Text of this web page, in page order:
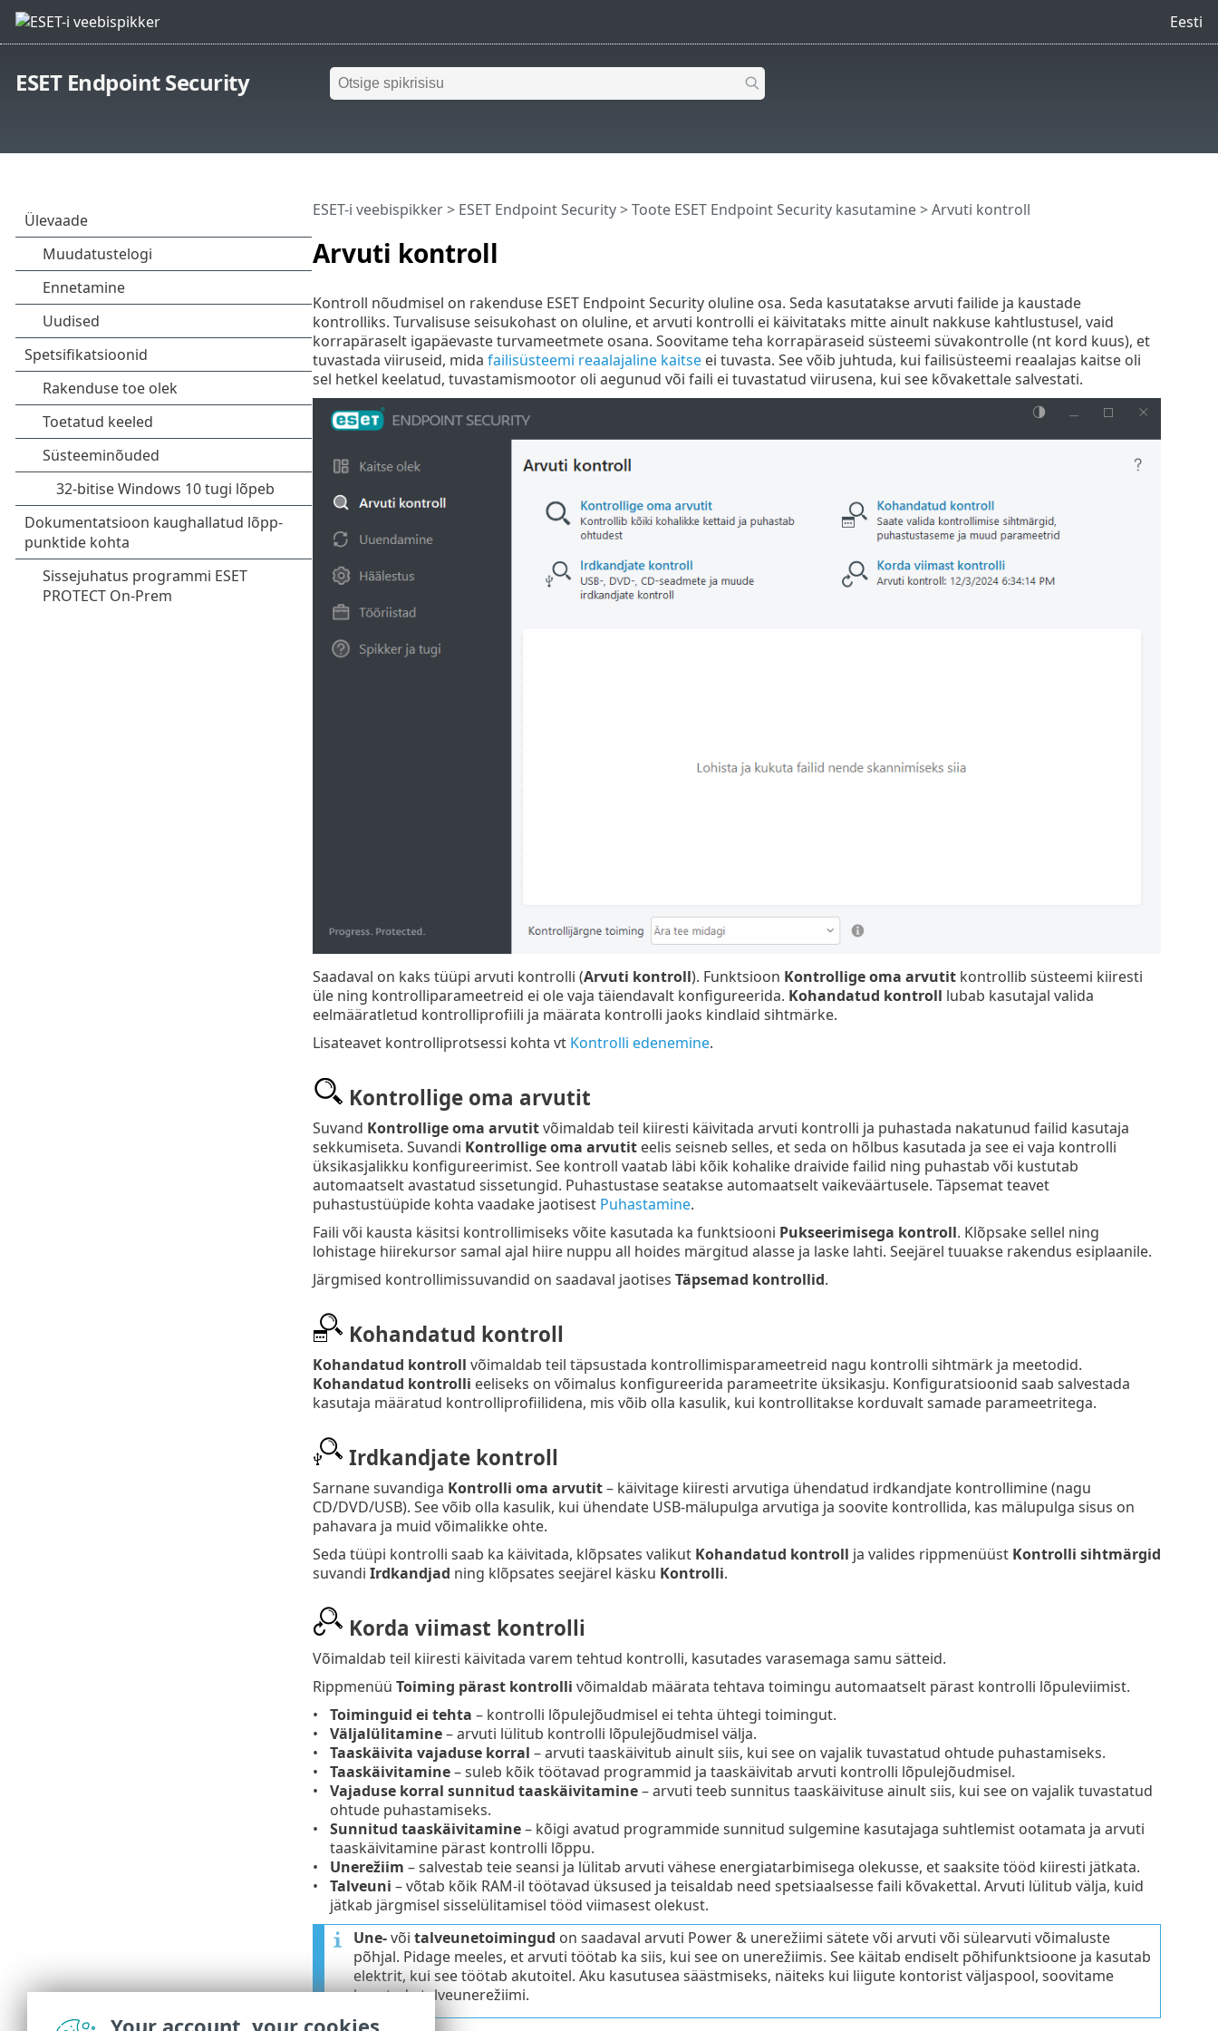
Eesti
ESET Endpoint Security
Arvuti kontroll
ESET-i veebispikker> ESET Endpoint Security>Toote ESET Endpoint Security kasutamine> Arvuti kontroll
Kontroll nõudmisel on rakenduse ESET Endpoint Security oluline osa. Seda kasutatakse arvuti failide ja kaustade
kontrolliks. Turvalisuse seisukohast on oluline, et arvuti kontrolli ei käivitataks mitte ainult nakkuse kahtlustusel, vaid
korrapäraselt igapäevaste turvameetmete osana. Soovitame teha korrapäraseid süsteemi süvakontrolle (nt kord kuus), et
tuvastada viiruseid, mida failisüsteemi reaalajaline kaitseei tuvasta. See võib juhtuda, kui failisüsteemi reaalajas kaitse oli
sel hetkel keelatud, tuvastamismootor oli aegunud või faili ei tuvastatud viirusena, kui see kõvakettale salvestati.
Saadaval on kaks tüüpi arvuti kontrolli (Arvuti kontroll). Funktsioon Kontrollige oma arvutitkontrollib süsteemi kiiresti
üle ning kontrolliparameetreid ei ole vaja täiendavalt konfigureerida. Kohandatud kontroll lubab kasutajal valida
eelmääratletud kontrolliprofiili ja määrata kontrolli jaoks kindlaid sihtmärke.
Lisateavet kontrolliprotsessi kohta vt Kontrolli edenemine.
Kontrollige oma arvutit
Suvand Kontrollige oma arvutitvõimaldab teil kiiresti käivitada arvuti kontrolli ja puhastada nakatunud failid kasutaja
sekkumiseta. Suvandi Kontrollige oma arvutiteelis seisneb selles, et seda on hõlbus kasutada ja see ei vaja kontrolli
üksikasjalikku konfigureerimist. See kontroll vaatab läbi kõik kohalike draivide failid ning puhastab või kustutab
automaatselt avastatud sissetungid. Puhastustase seatakse automaatselt vaikeväärtusele. Täpsemat teavet
puhastustüüpide kohta vaadake jaotisest Puhastamine.
Faili või kausta käsitsi kontrollimiseks võite kasutada ka funktsiooni Pukseerimisega kontroll. Klõpsake sellel ning
lohistage hiirekursor samal ajal hiire nuppu all hoides märgitud alasse ja laske lahti. Seejärel tuuakse rakendus esiplaanile.
Järgmised kontrollimissuvandid on saadaval jaotises Täpsemad kontrollid.
Kohandatud kontroll
Kohandatud kontroll võimaldab teil täpsustada kontrollimisparameetreid nagu kontrolli sihtmärk ja meetodid.
Kohandatud kontrolli eeliseks on võimalus konfigureerida parameetrite üksikasju. Konfiguratsioonid saab salvestada
kasutaja määratud kontrolliprofiilidena, mis võib olla kasulik, kui kontrollitakse korduvalt samade parameetritega.
Irdkandjate kontroll
Sarnane suvandiga Kontrolli oma arvutit– käivitage kiiresti arvutiga ühendatud irdkandjate kontrollimine (nagu
CD/DVD/USB). See võib olla kasulik, kui ühendate USB-mälupulga arvutiga ja soovite kontrollida, kas mälupulga sisus on
pahavara ja muid võimalikke ohte.
Seda tüüpi kontrolli saab ka käivitada, klõpsates valikut Kohandatud kontroll ja valides rippmenüüst Kontrolli sihtmärgid
suvandi Irdkandjad ning klõpsates seejärel käsku Kontrolli.
Korda viimast kontrolli
Võimaldab teil kiiresti käivitada varem tehtud kontrolli, kasutades varasemaga samu sätteid.
Rippmenüü Toiming pärast kontrolli võimaldab määrata tehtava toimingu automaatselt pärast kontrolli lõpuleviimist.
Toiminguid ei tehta – kontrolli lõpulejõudmisel ei tehta ühtegi toimingut.
Väljalülitamine– arvuti lülitub kontrolli lõpulejõudmisel välja.
Taaskäivita vajaduse korral – arvuti taaskäivitub ainult siis, kui see on vajalik tuvastatud ohtude puhastamiseks.
Taaskäivitamine– suleb kõik töötavad programmid ja taaskäivitab arvuti kontrolli lõpulejõudmisel.
Vajaduse korral sunnitud taaskäivitamine– arvuti teeb sunnitus taaskäivituse ainult siis, kui see on vajalik tuvastatud
ohtude puhastamiseks.
Sunnitud taaskäivitamine– kõigi avatud programmide sunnitud sulgemine kasutajaga suhtlemist ootamata ja arvuti
taaskäivitamine pärast kontrolli lõppu.
Unerežiim – salvestab teie seansi ja lülitab arvuti vähese energiatarbimisega olekusse, et saaksite tööd kiiresti jätkata.
Talveuni – võtab kõik RAM-il töötavad üksused ja teisaldab need spetsiaalsesse faili kõvakettal. Arvuti lülitub välja, kuid
jätkab järgmisel sisselülitamisel tööd viimasest olekust.
Une-või talveunetoimingud on saadaval arvuti Power & unerežiimi sätete või arvuti või sülearvuti võimaluste
põhjal. Pidage meeles, et arvuti töötab ka siis, kui see on unerežiimis. See käitab endiselt põhifunktsioone ja kasutab
elektrit, kui see töötab akutoitel. Aku kasutusea säästmiseks, näiteks kui liigute kontorist väljaspool, soovitame
kasutada talveunerežiimi.
Your account, your cookies